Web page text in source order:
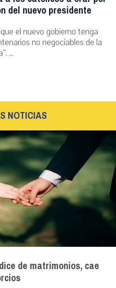
del nuevo presidente
el nuevo gobierno tenga
no negociables de la
...
NOTICIAS
de matrimonios, cae